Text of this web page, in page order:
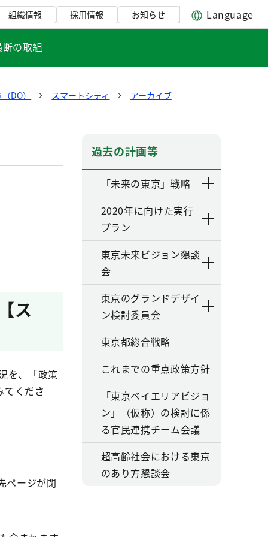
組織情報 採用情報 お知らせ Language
の取組
DO） スマートシティ
アーカイブ
ス
を、「政策
てくださ
ページが閉
過去の計画等
「未来の東京」戦略
2020年に向けた実行
プラン
東京未来ビジョン懇談
会
東京のグランドデザイ
ン検討委員会
東京都総合戦略
これまでの重点政策方針
「東京ベイエリアビジョ
ン」（仮称）の検討に係
る官民連携チーム会議
超高齢社会における東京
のあり方懇談会